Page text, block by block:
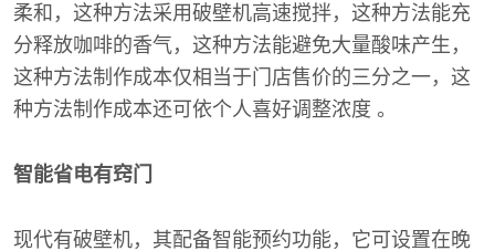
柔和，这种方法采用破壁机高速搅拌，这种方法能充
分释放咖啡的香气，这种方法能避免大量酸味产生，
这种方法制作成本仅相当于门店售价的三分之一，这
种方法制作成本还可依个人喜好调整浓度 。
智能省电有窍门
现代有破壁机，其配备智能预约功能，它可设置在晚